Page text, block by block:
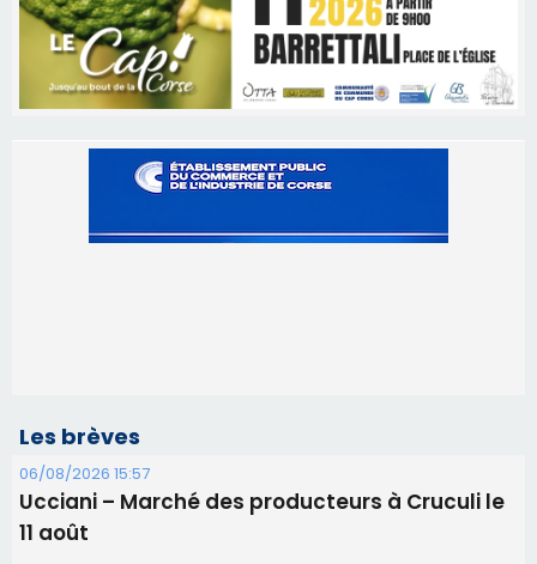
Les brèves
06/08/2026 15:57
Ucciani – Marché des producteurs à Cruculi le
11 août